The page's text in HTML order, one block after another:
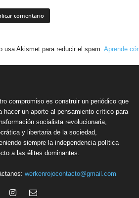
usa Akismet para reducir el spam. Aprende
compromiso es construir un periódico que
hacer un aporte al pensamiento crítico para
socialista revolucionaria,
y libertaria de la sociedad,
siempre la independencia política
a las élites dominantes.
werkenrojocontacto@gmail.com